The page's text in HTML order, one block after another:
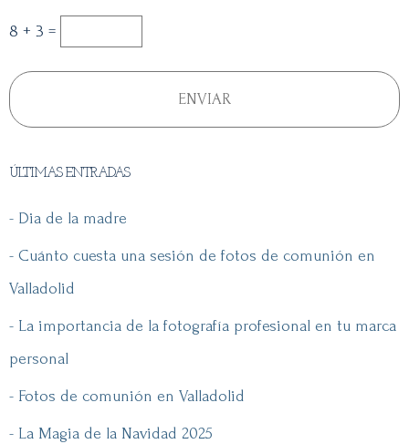
8 + 3 =
ÚLTIMAS ENTRADAS
- Dia de la madre
- Cuánto cuesta una sesión de fotos de comunión en
Valladolid
- La importancia de la fotografía profesional en tu marca
personal
- Fotos de comunión en Valladolid
- La Magia de la Navidad 2025